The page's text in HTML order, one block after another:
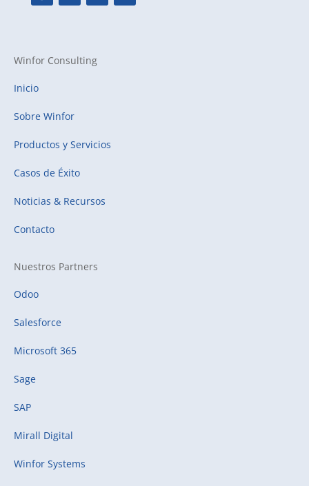
Winfor Consulting
Inicio
Sobre Winfor
Productos y Servicios
Casos de Éxito
Noticias & Recursos
Contacto
Nuestros Partners
Odoo
Salesforce
Microsoft 365
Sage
SAP
Mirall Digital
Winfor Systems